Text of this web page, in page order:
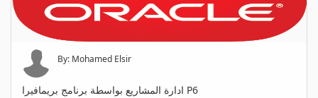
By: Mohamed Elsir
ادارة المشاريع بواسطة برنامج بريمافيرا P6